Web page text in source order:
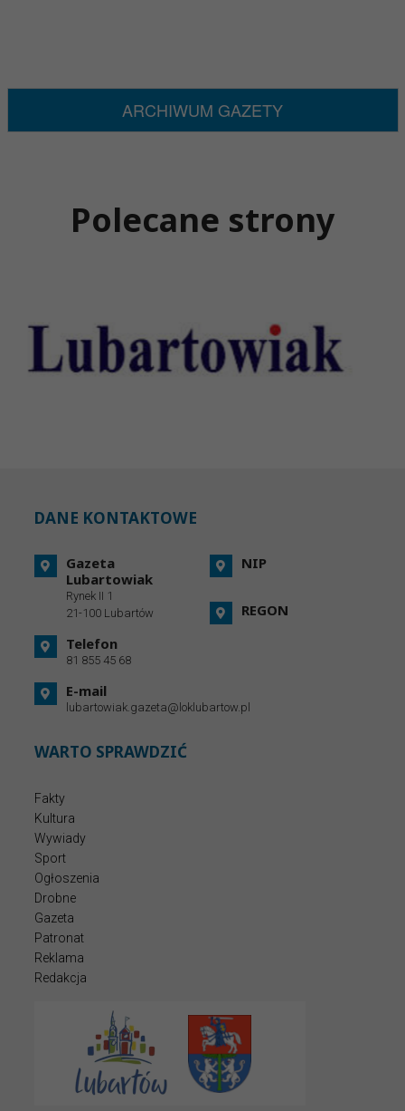
ARCHIWUM GAZETY
Polecane strony
DANE KONTAKTOWE
Gazeta
Lubartowiak
Rynek II 1
21-100 Lubartów
Telefon
81 855 45 68
E-mail
lubartowiak.gazeta@loklubartow.pl
NIP
REGON
WARTO SPRAWDZIĆ
Fakty
Kultura
Wywiady
Sport
Ogłoszenia
Drobne
Gazeta
Patronat
Reklama
Redakcja